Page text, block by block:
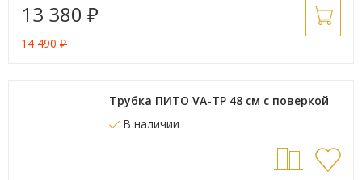
13 380 ₽
14 490₽
Трубка ПИТО VA-TP 48 см с поверкой
В наличии